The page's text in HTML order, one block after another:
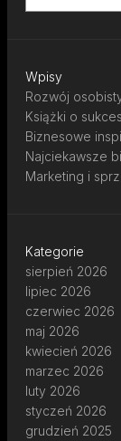
Wpisy
Rozwój
Książki o
Biznesowe
Najciekawsze
Marketing i
Kategorie
sierpień 2026
lipiec 2026
czerwiec 2026
maj 2026
kwiecień 2026
marzec 2026
luty 2026
styczeń 2026
grudzień 2025